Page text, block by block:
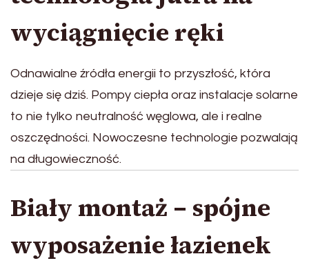
wyciągnięcie ręki
Odnawialne źródła energii to przyszłość, która
dzieje się dziś. Pompy ciepła oraz instalacje solarne
to nie tylko neutralność węglowa, ale i realne
oszczędności. Nowoczesne technologie pozwalają
na długowieczność.
Biały montaż – spójne
wyposażenie łazienek